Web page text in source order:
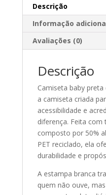
Descrição
Informação
Avaliações (0)
Descrição
Camiseta baby
a camiseta criada
acessibilidade e
diferença. Feita com
composto por 50%
PET reciclado, ela
durabilidade e
A estampa branca
quem não ouve,